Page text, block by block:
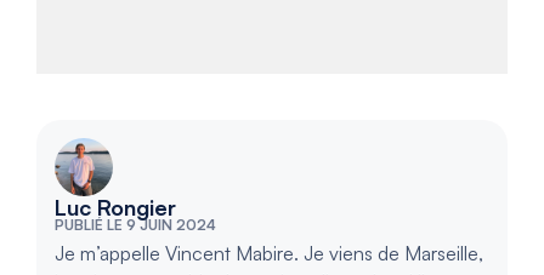
Luc Rongier
PUBLIÉ LE 9 JUIN 2024
Je m’appelle Vincent Mabire. Je viens de Marseille,